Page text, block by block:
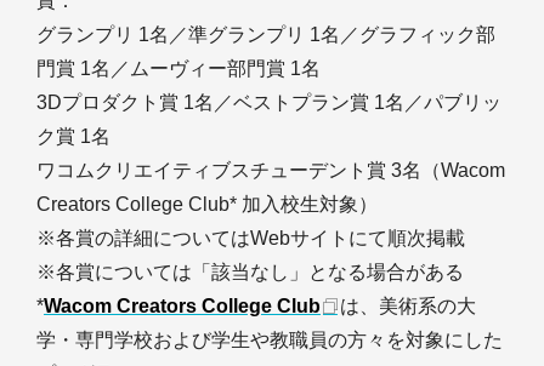
グランプリ 1名／準グランプリ 1名／グラフィック部
門賞 1名／ムーヴィー部門賞 1名
3Dプロダクト賞 1名／ベストプラン賞 1名／パブリッ
ク賞 1名
ワコムクリエイティブスチューデント賞 3名（Wacom
Creators College Club* 加入校生対象）
※各賞の詳細についてはWebサイトにて順次掲載
※各賞については「該当なし」となる場合がある
*Wacom Creators College Club
は、美術系の大
学・専門学校および学生や教職員の方々を対象にした